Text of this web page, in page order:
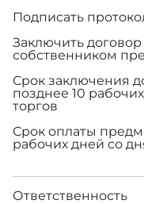
Подписать
Заключить
собственником
Срок заключения
позднее 10
торгов
Срок оплаты
рабочих дней со
Ответственность